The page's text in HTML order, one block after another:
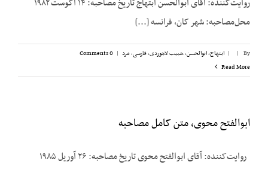
محل‌مصاحبه: شهر کان، فرانسه [...]
By
|
| ابتهاج، ابوالحسن,حبیب لاجوردی,فارسی,مرد |
0 Comments
Read More
ابوالفتح محوی، متن کامل مصاحبه
روایت‌کننده: آقای ابوالفتح محوی تاریخ مصاحبه: ۲۶ آوریل ۱۹۸۵